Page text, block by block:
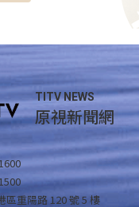
TITV NEWS
原視新聞網
區重陽路 120 號 5 樓